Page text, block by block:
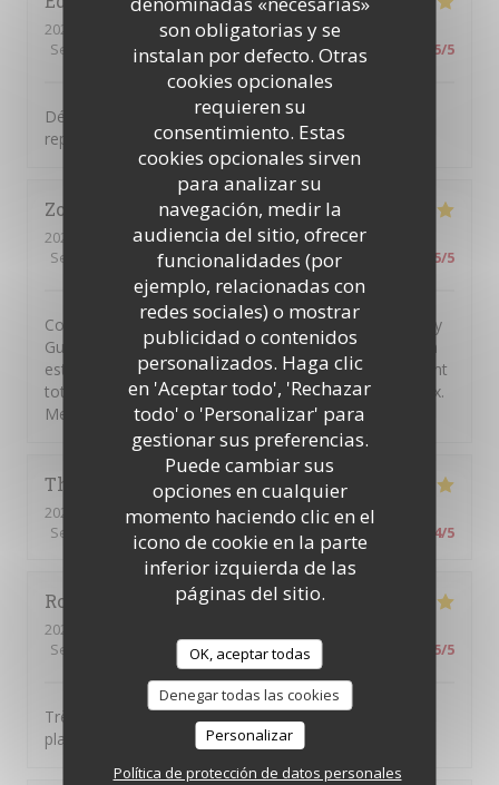
son obligatorias y se
instalan por defecto. Otras
cookies opcionales
requieren su
consentimiento. Estas
cookies opcionales sirven
para analizar su
navegación, medir la
audiencia del sitio, ofrecer
funcionalidades (por
ejemplo, relacionadas con
redes sociales) o mostrar
publicidad o contenidos
personalizados. Haga clic
en 'Aceptar todo', 'Rechazar
todo' o 'Personalizar' para
gestionar sus preferencias.
Puede cambiar sus
opciones en cualquier
momento haciendo clic en el
icono de cookie en la parte
inferior izquierda de las
páginas del sitio.
OK, aceptar todas
Denegar todas las cookies
Personalizar
Política de protección de datos personales
2026-08-06
- 12:30 - Invitados 2
Servicio
/5 Ambiente :5/5 Menú:5/5 Calidad / Precio 5/5
Découverte de ce restaurant … Tout était parfait, le
repas, le cadre, l’accueil, nous y reviendrons …
Zoé
2026-08-06
- 13:30 - Invitados 2
Servicio
Ambiente:5/5 Menú: 5/5 Calidad / Precio 5/5
Comment s'évader sans partir très loin? En allant à Issy
Guinguette! On se retrouve dans les vignes alors qu'on
est en plein cœur de la ville. Au-delà de ce dépaysement
total, la cuisine est excellente, le service est chaleureux.
Mention spéciale pour le churros 😊.
Thierry
2026-08-06
- 12:30 - Invitados 2
Servicio
/5 Ambiente Menú /5 Calidad / Precio 4/5
Romain
2026-08-05
Servicio
Ambiente: 5/5 Menú:5/5 Calidad / Precio 5/5
Très beau cadre, serveurs attentionnés et très bons
plats!